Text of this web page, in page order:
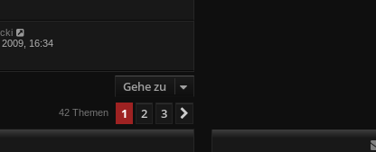
16:34
Gehe zu
42 Themen 1 2 3